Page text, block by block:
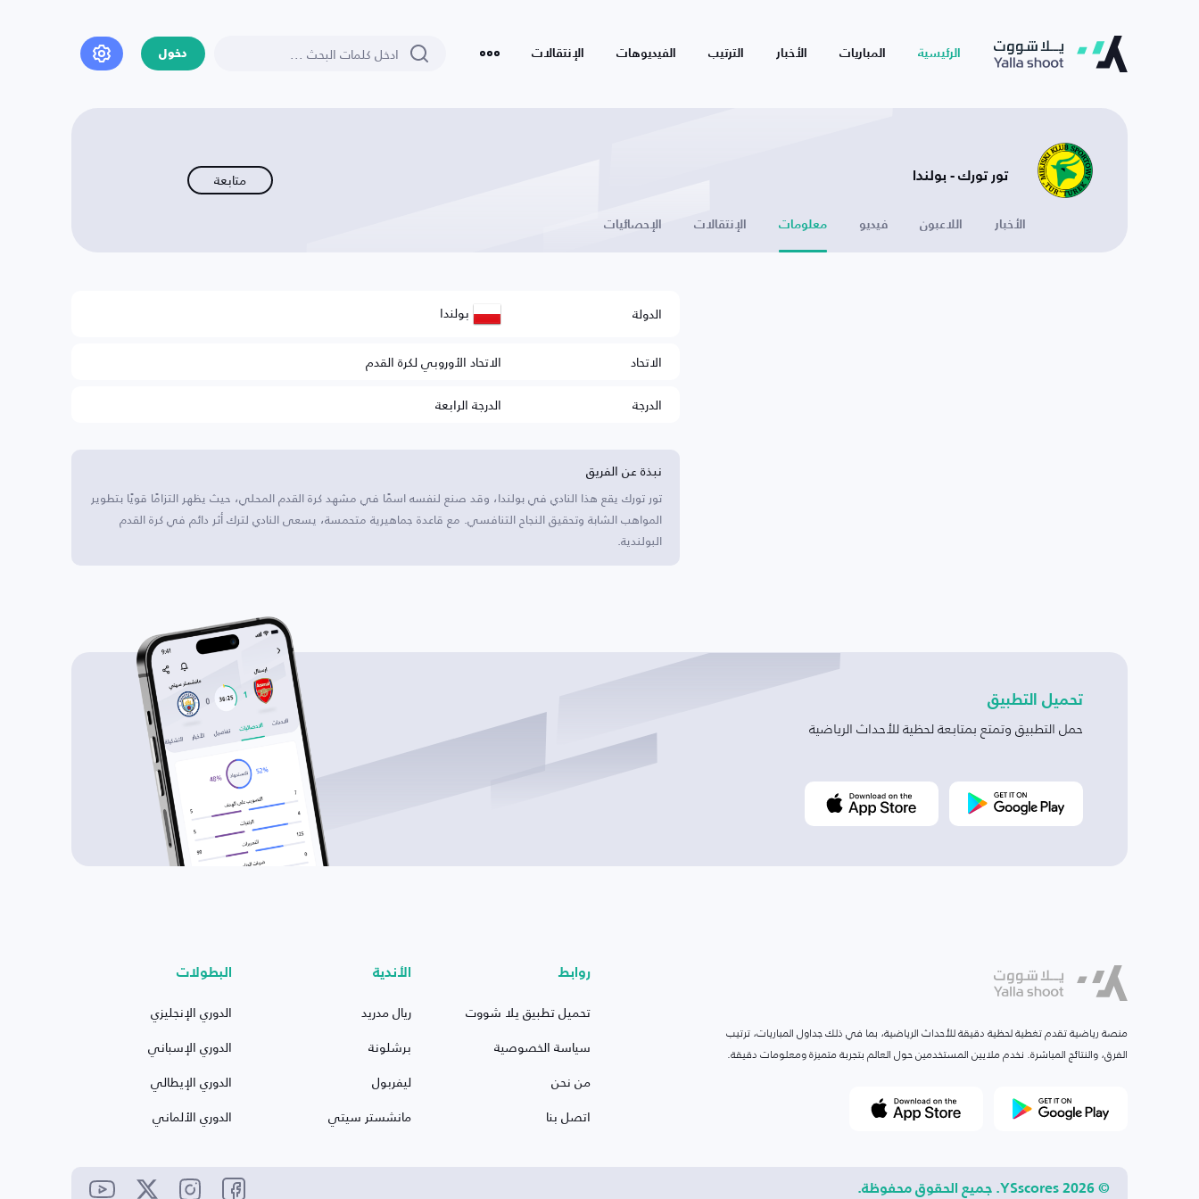
الرئيسية المباريات الأخبار الترتيب الفيديوهات الإنتقالات دخول
تور تورك - بولندا متابعة
الأخبار اللاعبون فيديو معلومات الإنتقالات الإحصائيات
الدولة بولندا
الاتحاد
الاتحاد الأوروبي لكرة القدم
الدرجة
الدرجة الرابعة
نبذة عن الفريق
تور تورك يقع هذا النادي في بولندا، وقد صنع لنفسه اسمًا في مشهد كرة القدم المحلي، حيث يظهر التزامًا قويًا بتطوير
المواهب الشابة وتحقيق النجاح التنافسي. مع قاعدة جماهيرية متحمسة، يسعى النادي لترك أثر دائم في كرة القدم
البولندية.
تحميل التطبيق
حمل التطبيق وتمتع بمتابعة لحظية للأحداث الرياضية
منصة رياضية تقدم تغطية لحظية دقيقة للأحداث الرياضية، بما في ذلك جداول المباريات، ترتيب
الفرق، والنتائج المباشرة. نخدم ملايين المستخدمين حول العالم بتجربة متميزة ومعلومات دقيقة.
روابط
تحميل تطبيق يلا شووت
سياسة الخصوصية
من نحن
اتصل بنا
الأندية
ريال مدريد
برشلونة
ليفربول
مانشستر سيتي
البطولات
الدوري الإنجليزي
الدوري الإسباني
الدوري الإيطالي
الدوري الألماني
© 2026 YSscores. جميع الحقوق محفوظة.